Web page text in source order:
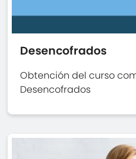
Desencofrados
Obtención del curso
Desencofrados